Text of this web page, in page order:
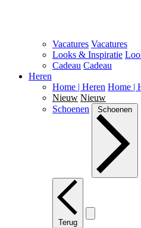
Vacatures Vacatures
Looks & Inspiratie
Cadeau Cadeau
Heren
Home | Heren Home |
Nieuw Nieuw
Schoenen
Schoenen
Terug